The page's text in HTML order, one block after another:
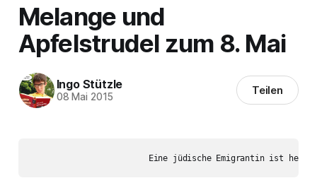
Melange und
Apfelstrudel zum 8. Mai
Ingo Stützle
08 Mai 2015 Teilen